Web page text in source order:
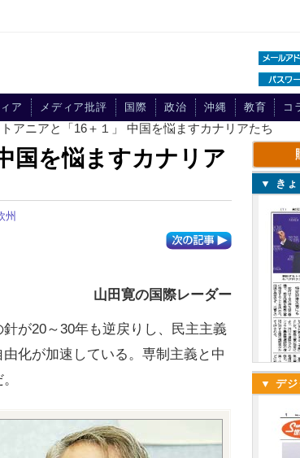
ア メディア批評 国際 政治 沖縄 教育 コ
アニアと「16＋１」 中国を悩ますカナリアたち
国を悩ますカナリア
州
山田寛の国際レーダー
が20～30年も逆戻りし、民主主義
化が加速している。専制主義と中
▼ きょ
▼ デジ